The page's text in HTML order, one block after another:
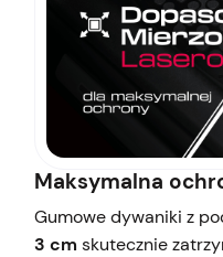
Maksymalna
Gumowe dywaniki z
3 cm skutecznie